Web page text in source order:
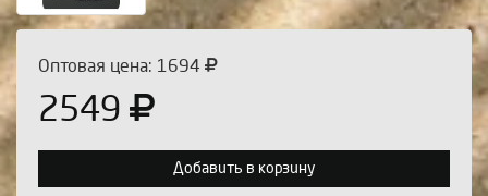
Оптовая цена: 1694
2549
Добавить в корзину